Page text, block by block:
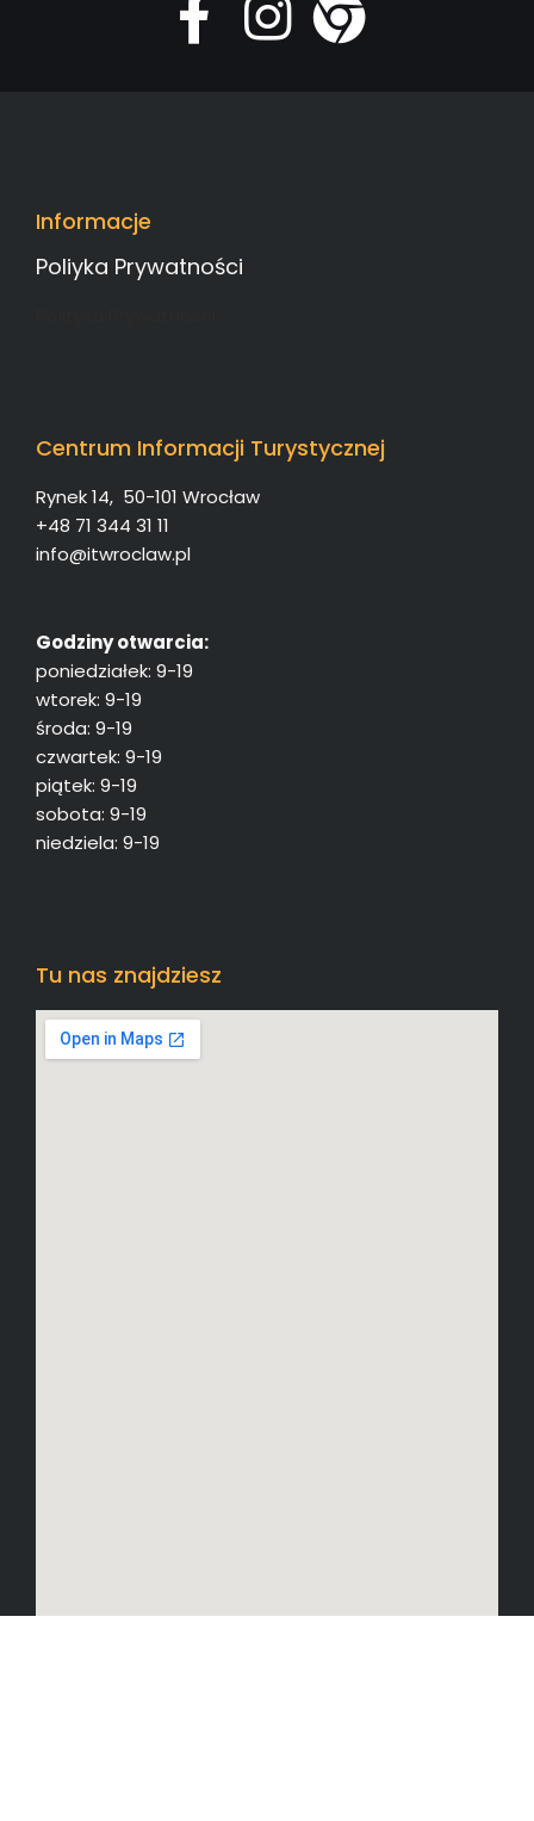
Informacje
Poliyka Prywatności
Centrum Informacji Turystycznej
Rynek 14, 50-101 Wrocław
+48 71 344 31 11
info@itwroclaw.pl
Godziny otwarcia:
poniedziałek: 9-19
wtorek: 9-19
środa: 9-19
czwartek: 9-19
piątek: 9-19
sobota: 9-19
niedziela: 9-19
Tu nas znajdziesz